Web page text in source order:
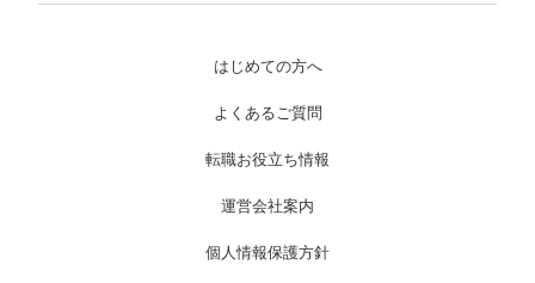
はじめての方へ
よくあるご質問
転職お役立ち情報
運営会社案内
個人情報保護方針